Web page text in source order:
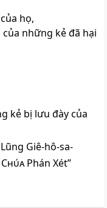
họ,
những kẻ đã hại
kẻ bị lưu đày của
Giê-hô-sa-
ChúaPhán Xét”